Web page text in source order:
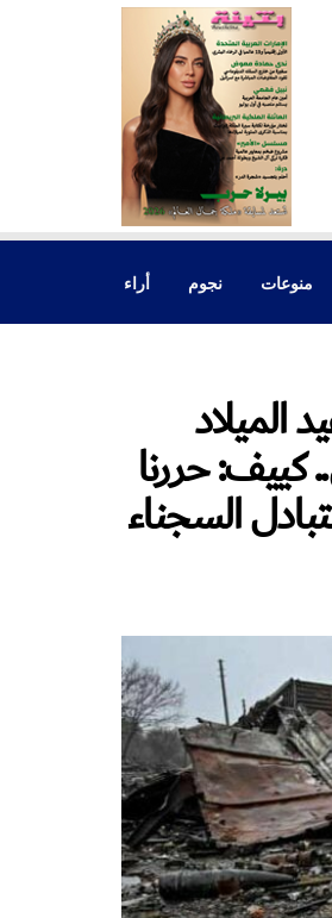
منوعات نجوم أراء
الميلاد
حررنا